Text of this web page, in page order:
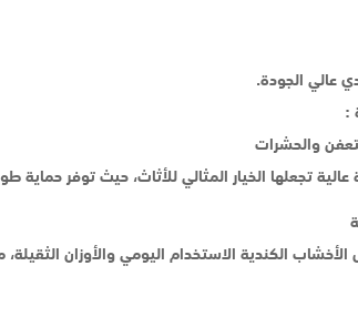
عالي الجودة.
:
تجعلها الخيار المثالي للأثاث، حيث توفر
الكندية الاستخدام اليومي والأوزان